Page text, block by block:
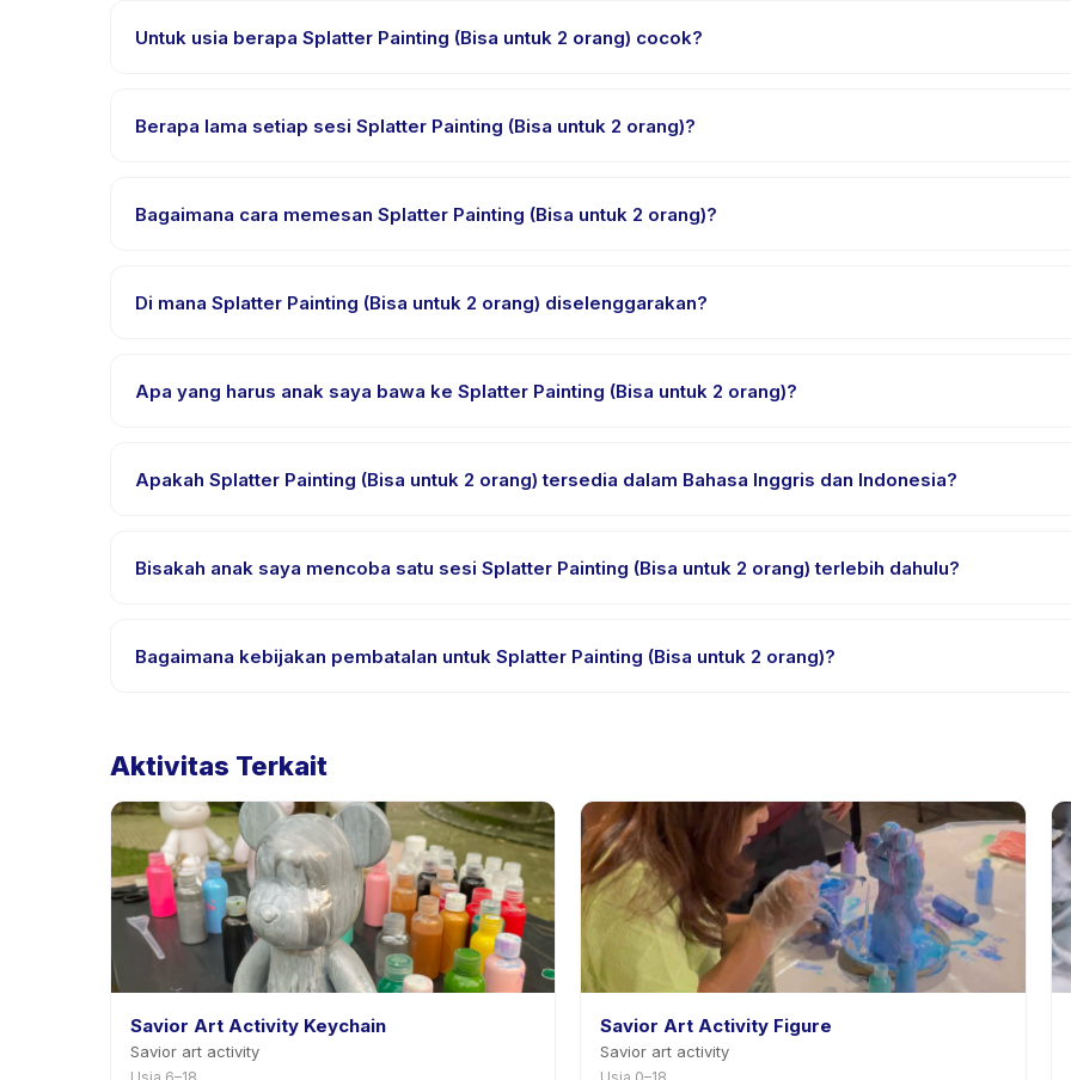
Untuk usia berapa Splatter Painting (Bisa untuk 2 orang) cocok?
usia ini sehingga setiap anak mendapat tantangan yang sesuai.
Berapa lama setiap sesi Splatter Painting (Bisa untuk 2 orang)?
Bagaimana cara memesan Splatter Painting (Bisa untuk 2 orang)?
konfirmasi segera setelah pembayaran berhasil.
Di mana Splatter Painting (Bisa untuk 2 orang) diselenggarakan?
Apa yang harus anak saya bawa ke Splatter Painting (Bisa untuk 2 orang)?
dalam email pemesanan.
Apakah Splatter Painting (Bisa untuk 2 orang) tersedia dalam Bahasa Inggris dan Indonesia?
aktivitas untuk bahasa yang didukung.
Bisakah anak saya mencoba satu sesi Splatter Painting (Bisa untuk 2 orang) terlebih dahulu?
melalui aplikasi.
Bagaimana kebijakan pembatalan untuk Splatter Painting (Bisa untuk 2 orang)?
Aktivitas Terkait
Savior Art Activity Keychain
Savior art activity
Savior Art Activity Figure
Savior art activity